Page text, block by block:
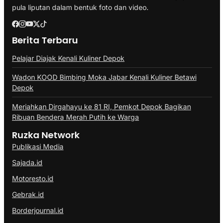
pula liputan dalam bentuk foto dan video.
Berita Terbaru
Pelajar Diajak Kenali Kuliner Depok
Wadon KOOD Bimbing Moka Jabar Kenali Kuliner Betawi
Depok
Meriahkan Dirgahayu ke 81 RI, Pemkot Depok Bagikan
Ribuan Bendera Merah Putih ke Warga
Ruzka Network
Publikasi Media
Sajada.id
Motoresto.id
Gebrak.id
Borderjournal.id